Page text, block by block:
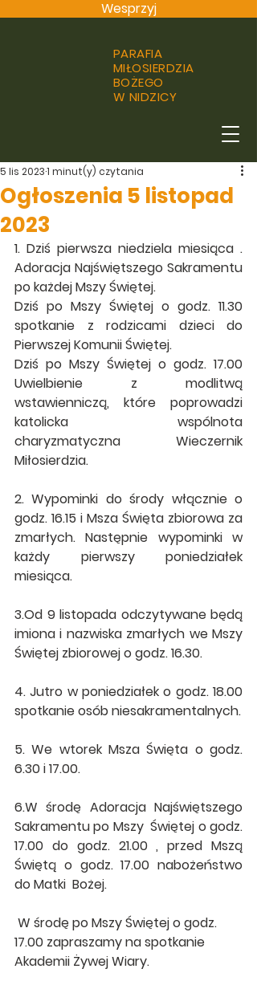
Wesprzyj
PARAFIA
MIŁOSIERDZIA
BOŻEGO
W NIDZICY
Ogłoszenia 5 listopad
2023
5 lis 20231 minut(y) czytania
1. Dziś pierwsza niedziela miesiąca .
Adoracja Najświętszego Sakramentu
po każdej Mszy Świętej.
Dziś po Mszy Świętej o godz. 11.30
spotkanie z rodzicami dzieci do
Pierwszej Komunii Świętej.
Dziś po Mszy Świętej o godz. 17.00
Uwielbienie z modlitwą
wstawienniczą, które poprowadzi
katolicka wspólnota
charyzmatyczna Wieczernik
Miłosierdzia.
2. Wypominki do środy włącznie o
godz. 16.15 i Msza Święta zbiorowa za
zmarłych. Następnie wypominki w
każdy pierwszy poniedziałek
miesiąca.
3.Od 9 listopada odczytywane będą
imiona i nazwiska zmarłych we Mszy
Świętej zbiorowej o godz. 16.30.
4. Jutro w poniedziałek o godz. 18.00
spotkanie osób niesakramentalnych.
5. We wtorek Msza Święta o godz.
6.30 i 17.00.
6.W środę Adoracja Najświętszego
Sakramentu po Mszy  Świętej o godz.
17.00 do godz. 21.00 , przed Mszą
Świętą o godz. 17.00 nabożeństwo
do Matki  Bożej.
17.00 zapraszamy na spotkanie
Akademii Żywej Wiary.